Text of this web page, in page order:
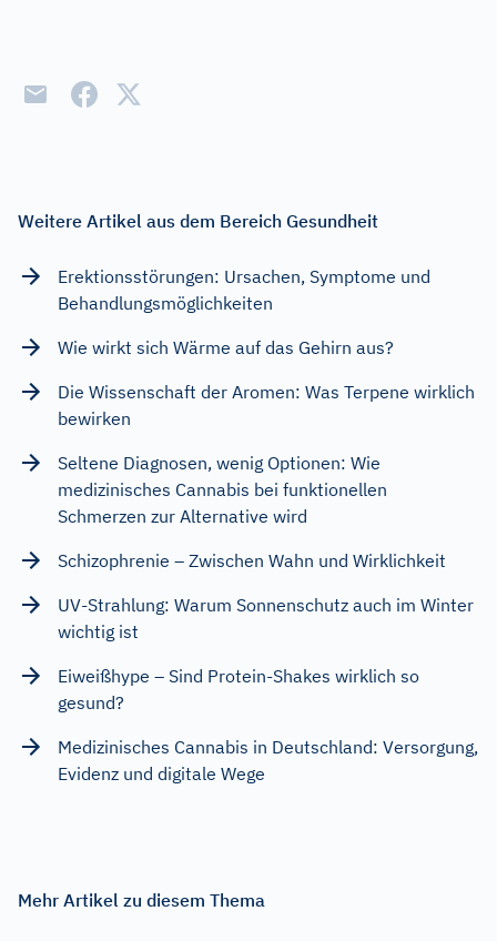
Weitere Artikel aus dem Bereich Gesundheit
Erektionsstörungen: Ursachen, Symptome und
Behandlungsmöglichkeiten
Wie wirkt sich Wärme auf das Gehirn aus?
Die Wissenschaft der Aromen: Was Terpene wirklich
bewirken
Seltene Diagnosen, wenig Optionen: Wie
medizinisches Cannabis bei funktionellen
Schmerzen zur Alternative wird
Schizophrenie – Zwischen Wahn und Wirklichkeit
UV-Strahlung: Warum Sonnenschutz auch im Winter
wichtig ist
Eiweißhype – Sind Protein-Shakes wirklich so
gesund?
Medizinisches Cannabis in Deutschland: Versorgung,
Evidenz und digitale Wege
Mehr Artikel zu diesem Thema